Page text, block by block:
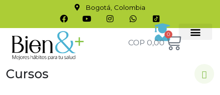
Bogotá, Colombia
COP 0,00
0
Cursos